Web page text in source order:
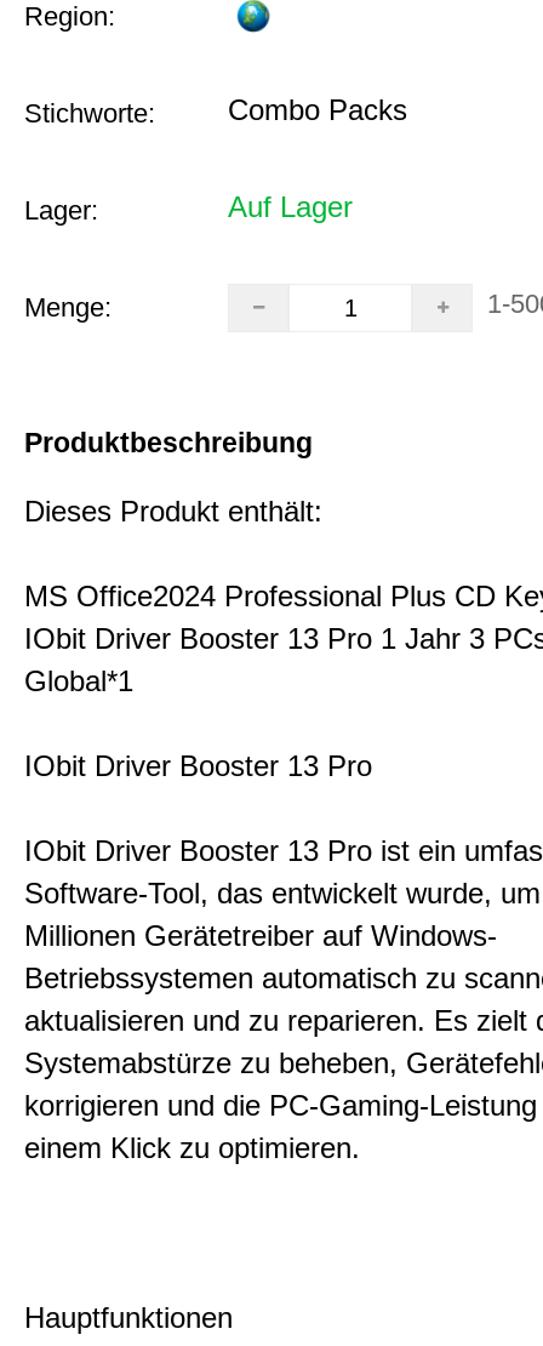
Region:
Stichworte: Combo Packs
Lager: Auf Lager
Menge: 1-
Produktbeschreibung
Dieses Produkt enthält:
MS Office2024 Professional Plus CD
IObit Driver Booster 13 Pro 1 Jahr 3
Global*1
IObit Driver Booster 13 Pro
IObit Driver Booster 13 Pro ist ein
Software-Tool, das entwickelt wurde,
Millionen Gerätetreiber auf Windows-
Betriebssystemen automatisch zu
aktualisieren und zu reparieren. Es zielt
Systemabstürze zu beheben,
korrigieren und die PC-Gaming-
einem Klick zu optimieren.
Hauptfunktionen